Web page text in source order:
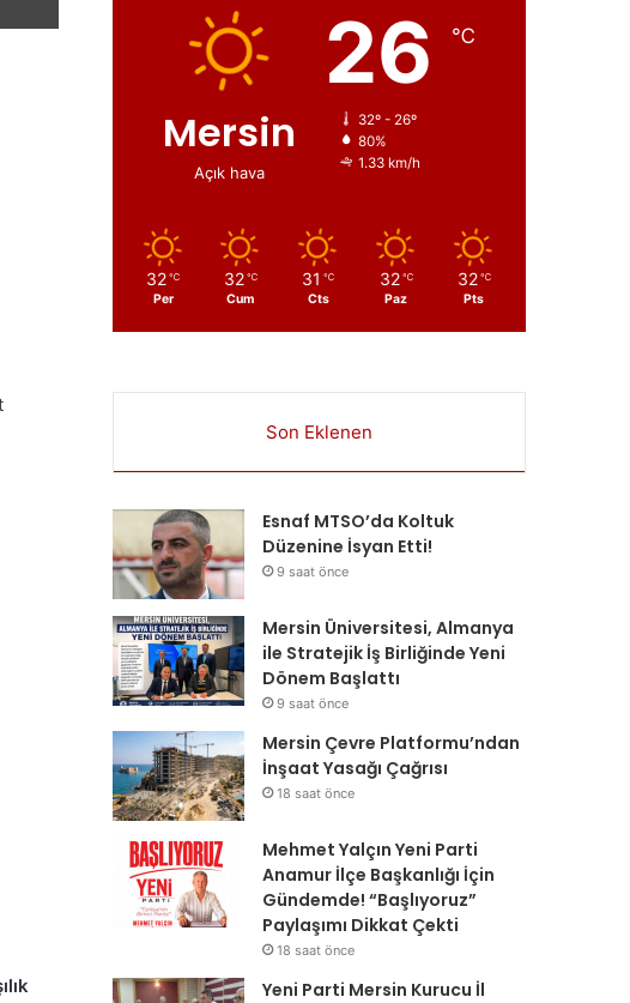
Mersin
Açık hava
26 ℃
32º - 26º
80%
1.33 km/h
32 ℃
Per
32 ℃
Cum
31 ℃
Cts
32 ℃
Paz
32 ℃
Pts
Son Eklenen
Esnaf MTSO’da Koltuk
Düzenine İsyan Etti!
9 saat önce
Mersin Üniversitesi, Almanya
ile Stratejik İş Birliğinde Yeni
Dönem Başlattı
9 saat önce
Mersin Çevre Platformu’ndan
İnşaat Yasağı Çağrısı
18 saat önce
Mehmet Yalçın Yeni Parti
Anamur İlçe Başkanlığı İçin
Gündemde! “Başlıyoruz”
Paylaşımı Dikkat Çekti
18 saat önce
Yeni Parti Mersin Kurucu İl